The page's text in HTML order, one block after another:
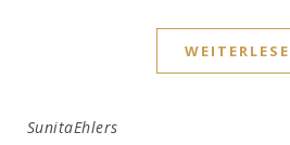
SunitaEhlers